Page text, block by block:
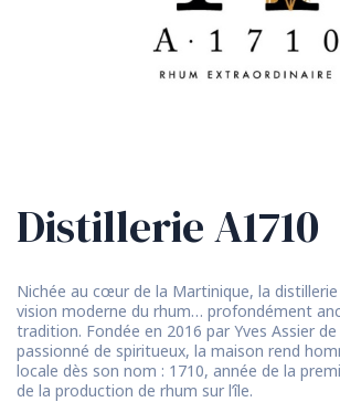
Distillerie A1710
Nichée au cœur de la Martinique, la
vision moderne du rhum… profondément
tradition. Fondée en 2016 par Yves Assier
passionné de spiritueux, la maison rend
locale dès son nom : 1710, année de la
de la production de rhum sur l’île.